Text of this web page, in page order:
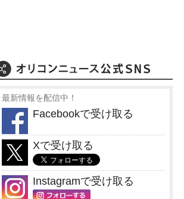
最新情報を配信中！
Facebookで受け取る
Xで受け取る
Instagramで受け取る